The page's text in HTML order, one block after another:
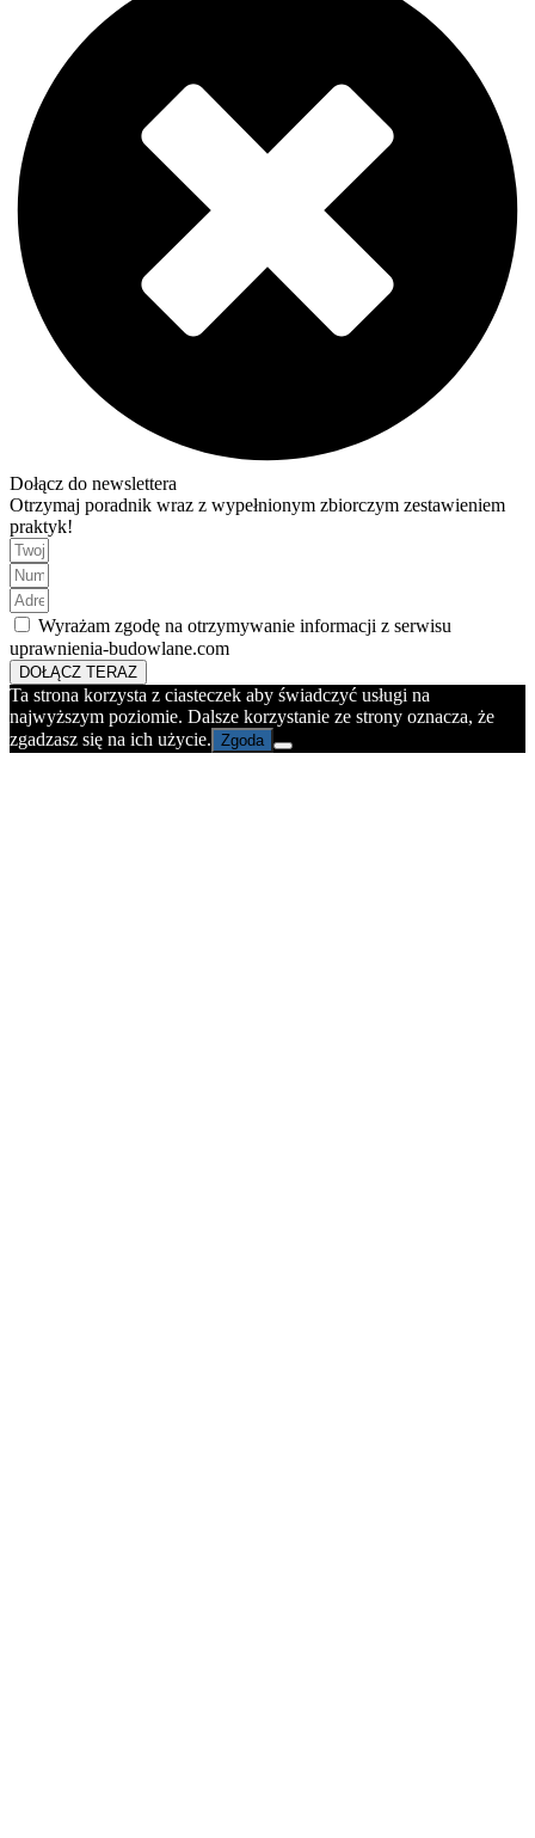
Dołącz do newslettera
Otrzymaj poradnik wraz z wypełnionym zbiorczym zestawieniem
praktyk!
Wyrażam zgodę na otrzymywanie informacji z serwisu
uprawnienia-budowlane.com
DOŁĄCZ TERAZ
Ta strona korzysta z ciasteczek aby świadczyć usługi na
najwyższym poziomie. Dalsze korzystanie ze strony oznacza, że
zgadzasz się na ich użycie. Zgoda